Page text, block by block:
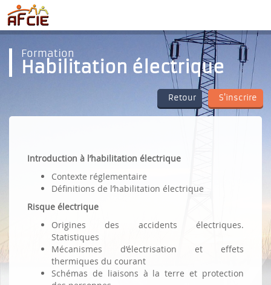
Formation
Habilitation électrique
Retour S'inscrire
Introduction à l’habilitation électrique
Contexte réglementaire
Définitions de l’habilitation électrique
Risque électrique
Origines des accidents électriques.
Statistiques
Mécanismes d’électrisation et effets
thermiques du courant
Schémas de liaisons à la terre et protection